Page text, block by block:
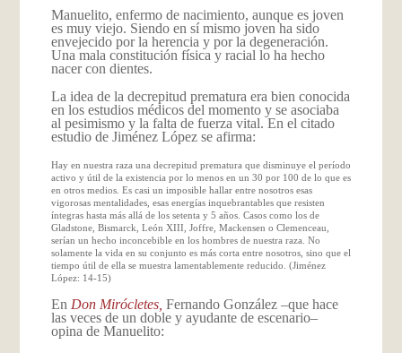
Manuelito, enfermo de nacimiento, aunque es joven
es muy viejo. Siendo en sí mismo joven ha sido
envejecido por la herencia y por la degeneración.
Una mala constitución física y racial lo ha hecho
nacer con dientes.
La idea de la decrepitud prematura era bien conocida
en los estudios médicos del momento y se asociaba
al pesimismo y la falta de fuerza vital. En el citado
estudio de Jiménez López se afirma:
Hay en nuestra raza una decrepitud prematura que disminuye el período
activo y útil de la existencia por lo menos en un 30 por 100 de lo que es
en otros medios. Es casi un imposible hallar entre nosotros esas
vigorosas mentalidades, esas energías inquebrantables que resisten
íntegras hasta más allá de los setenta y 5 años. Casos como los de
Gladstone, Bismarck, León XIII, Joffre, Mackensen o Clemenceau,
serían un hecho inconcebible en los hombres de nuestra raza. No
solamente la vida en su conjunto es más corta entre nosotros, sino que el
tiempo útil de ella se muestra lamentablemente reducido. (Jiménez
López: 14-15)
En Don Mirócletes, Fernando González –que hace
las veces de un doble y ayudante de escenario–
opina de Manuelito: